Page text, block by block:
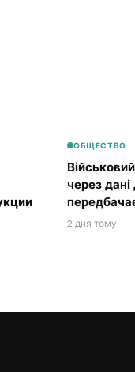
ОБЩЕСТВО
через
2 дня тому